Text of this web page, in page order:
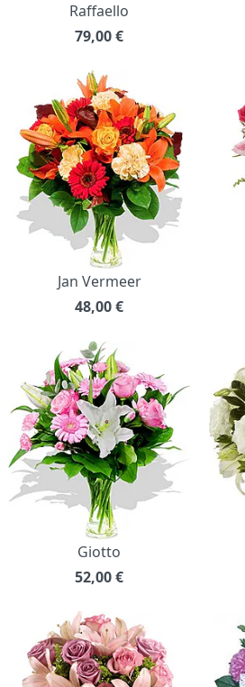
Raffaello
79,00€
Jan Vermeer
48,00€
Giotto
52,00€